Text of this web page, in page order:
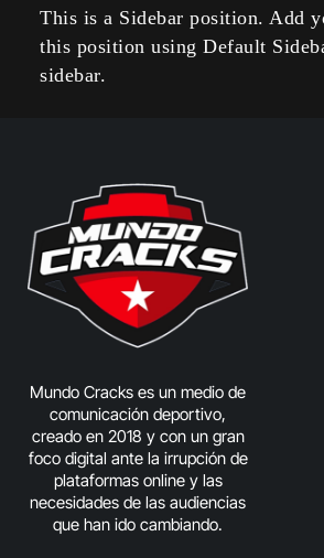
This is a Sidebar position. Add
this position using Default
sidebar.
Mundo Cracks es un medio de
comunicación deportivo,
creado en 2018 y con un gran
foco digital ante la irrupción de
plataformas online y las
necesidades de las audiencias
que han ido cambiando.